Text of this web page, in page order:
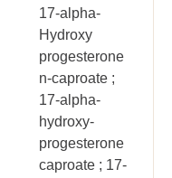
17-alpha-
Hydroxy
progesterone
n-caproate ;
17-alpha-
hydroxy-
progesterone
caproate ; 17-